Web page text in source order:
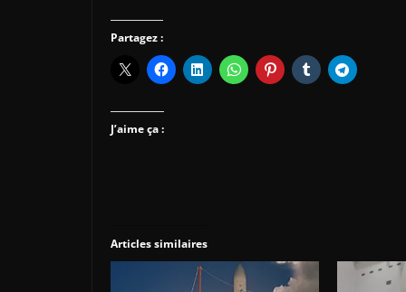
Partagez :
J’aime ça :
Articles similaires